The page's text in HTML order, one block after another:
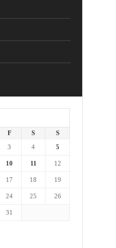
F S
S
3 4 5
10 11 12
17 18 19
24 25 26
31